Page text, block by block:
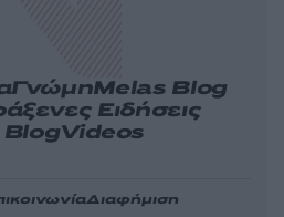
ΓνώμηMelas Blog
Ειδήσεις
BlogVideos
Διαφήμιση